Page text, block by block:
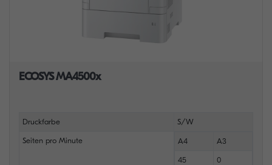
ECOSYS MA4500x
Druckfarbe S/W
Seiten pro Minute A4 A3
45 0